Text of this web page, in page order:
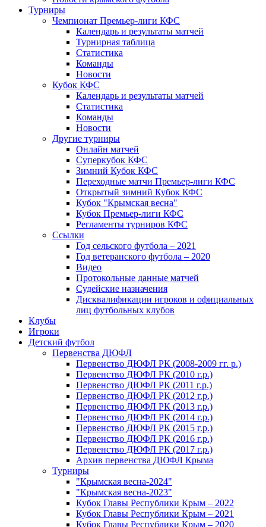
Турниры
Чемпионат Премьер-лиги КФС
Календарь и результаты матчей
Турнирная таблица
Статистика
Команды
Новости
Кубок КФС
Календарь и результаты матчей
Статистика
Команды
Новости
Другие турниры
Онлайн матчей
Суперкубок КФС
Зимний Кубок КФС
Переходные матчи Премьер-лиги КФС
Открытый зимний Кубок КФС
Кубок "Крымская весна"
Кубок Премьер-лиги КФС
Регламенты турниров КФС
Ссылки
Год сельского футбола – 2021
Год ветеранского футбола – 2020
Видео
Протокольные данные матчей
Судейские назначения
Дисквалификации игроков и официальных
лиц футбольных клубов
Клубы
Игроки
Детский футбол
Первенства ДЮФЛ
Первенство ДЮФЛ РК (2008-2009 гг. р.)
Первенство ДЮФЛ РК (2010 г.р.)
Первенство ДЮФЛ РК (2011 г.р.)
Первенство ДЮФЛ РК (2012 г.р.)
Первенство ДЮФЛ РК (2013 г.р.)
Первенство ДЮФЛ РК (2014 г.р.)
Первенство ДЮФЛ РК (2015 г.р.)
Первенство ДЮФЛ РК (2016 г.р.)
Первенство ДЮФЛ РК (2017 г.р.)
Архив первенства ДЮФЛ Крыма
Турниры
"Крымская весна-2024"
"Крымская весна-2023"
Кубок Главы Республики Крым – 2022
Кубок Главы Республики Крым – 2021
Кубок Главы Республики Крым – 2020